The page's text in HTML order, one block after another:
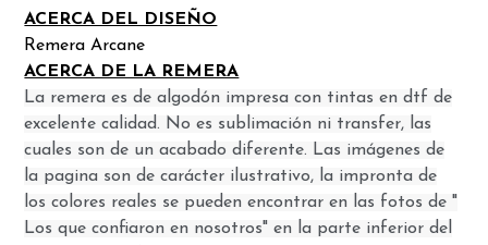
ACERCA DEL DISEÑO
Remera Arcane
ACERCA DE LA REMERA
La remera es de algodón impresa con tintas en dtf de
excelente calidad. No es sublimación ni transfer, las
cuales son de un acabado diferente. Las imágenes de
la pagina son de carácter ilustrativo, la impronta de
los colores reales se pueden encontrar en las fotos de "
Los que confiaron en nosotros" en la parte inferior del